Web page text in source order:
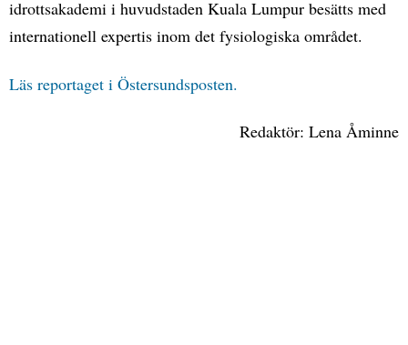
idrottsakademi i huvudstaden Kuala Lumpur besätts med
internationell expertis inom det fysiologiska området.
Läs reportaget i Östersundsposten.
Redaktör: Lena Åminne